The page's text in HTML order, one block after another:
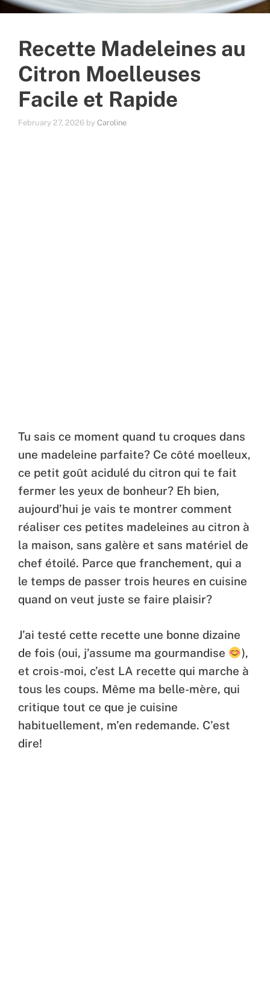
Recette Madeleines au
Citron Moelleuses
Facile et Rapide
February 27, 2026 by Caroline
Tu sais ce moment quand tu croques dans
une madeleine parfaite? Ce côté moelleux,
ce petit goût acidulé du citron qui te fait
fermer les yeux de bonheur? Eh bien,
aujourd’hui je vais te montrer comment
réaliser ces petites madeleines au citron à
la maison, sans galère et sans matériel de
chef étoilé. Parce que franchement, qui a
le temps de passer trois heures en cuisine
quand on veut juste se faire plaisir?
J’ai testé cette recette une bonne dizaine
de fois (oui, j’assume ma gourmandise
),
et crois-moi, c’est LA recette qui marche à
tous les coups. Même ma belle-mère, qui
critique tout ce que je cuisine
habituellement, m’en redemande. C’est
dire!